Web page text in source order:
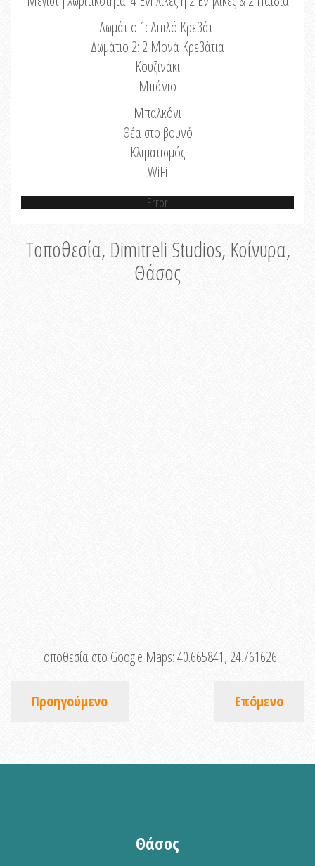
Δωμάτιο 1: Διπλό Κρεβάτι
Δωμάτιο 2: 2 Μονά Κρεβάτια
Κουζινάκι
Μπάνιο
Μπαλκόνι
Θέα στο βουνό
Κλιματισμός
WiFi
Error
Τοποθεσία, Dimitreli Studios, Κοίνυρα,
Θάσος
Τοποθεσία στο Google Maps:40.665841, 24.761626
Προηγούμενο Επόμενο
Θάσος